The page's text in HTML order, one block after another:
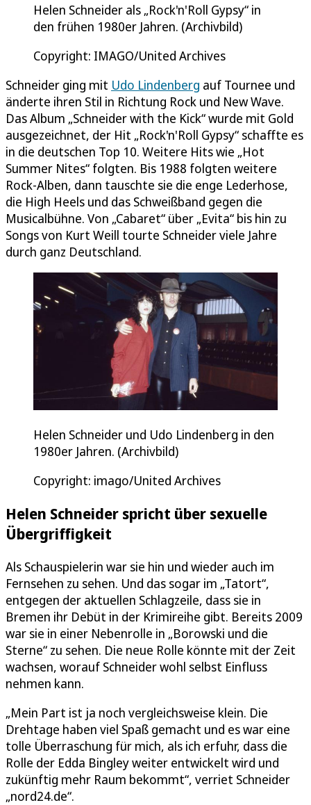
Helen Schneider als „Rock'n'Roll Gypsy“ in
den frühen 1980er Jahren. (Archivbild)
Copyright: IMAGO/United Archives
Schneider ging mit Udo Lindenberg auf Tournee und
änderte ihren Stil in Richtung Rock und New Wave.
Das Album „Schneider with the Kick“ wurde mit Gold
ausgezeichnet, der Hit „Rock'n'Roll Gypsy“ schaffte es
in die deutschen Top 10. Weitere Hits wie „Hot
Summer Nites“ folgten. Bis 1988 folgten weitere
Rock-Alben, dann tauschte sie die enge Lederhose,
die High Heels und das Schweißband gegen die
Musicalbühne. Von „Cabaret“ über „Evita“ bis hin zu
Songs von Kurt Weill tourte Schneider viele Jahre
durch ganz Deutschland.
Helen Schneider und Udo Lindenberg in den
1980er Jahren. (Archivbild)
Copyright: imago/United Archives
Helen Schneider spricht über sexuelle
Übergriffigkeit
Als Schauspielerin war sie hin und wieder auch im
Fernsehen zu sehen. Und das sogar im „Tatort“,
entgegen der aktuellen Schlagzeile, dass sie in
Bremen ihr Debüt in der Krimireihe gibt. Bereits 2009
war sie in einer Nebenrolle in „Borowski und die
Sterne“ zu sehen. Die neue Rolle könnte mit der Zeit
wachsen, worauf Schneider wohl selbst Einfluss
nehmen kann.
„Mein Part ist ja noch vergleichsweise klein. Die
Drehtage haben viel Spaß gemacht und es war eine
tolle Überraschung für mich, als ich erfuhr, dass die
Rolle der Edda Bingley weiter entwickelt wird und
zukünftig mehr Raum bekommt“, verriet Schneider
„nord24.de“.